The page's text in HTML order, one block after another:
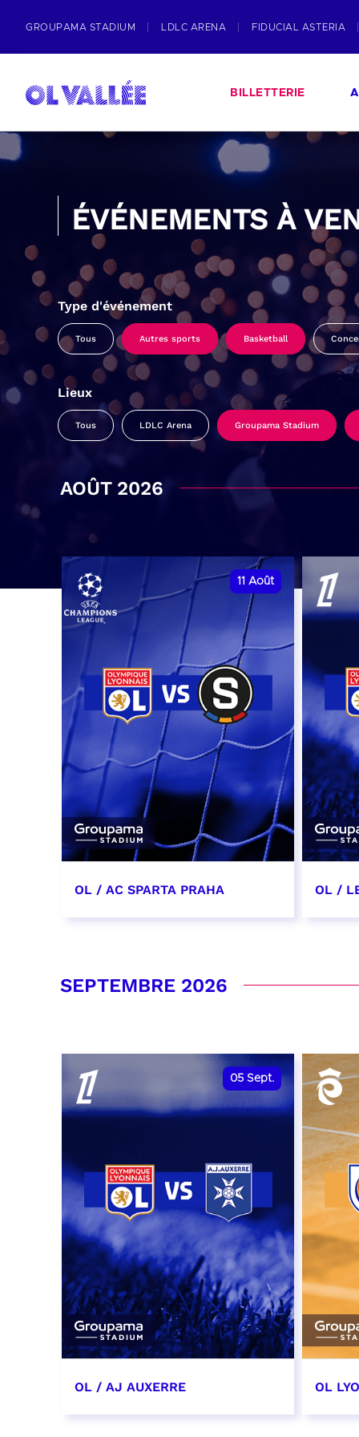
GROUPAMA STADIUM LDLC ARENA FIDUCIAL ASTERIA
BILLETTERIE
ÉVÉNEMENTS À
Type d'événement
Tous Autres sports Basketball
Lieux
Tous LDLC Arena Groupama Stadium
AOÛT 2026
11 Août
OL / AC SPARTA PRAHA OL /
SEPTEMBRE 2026
05 Sept.
OL / AJ AUXERRE OL